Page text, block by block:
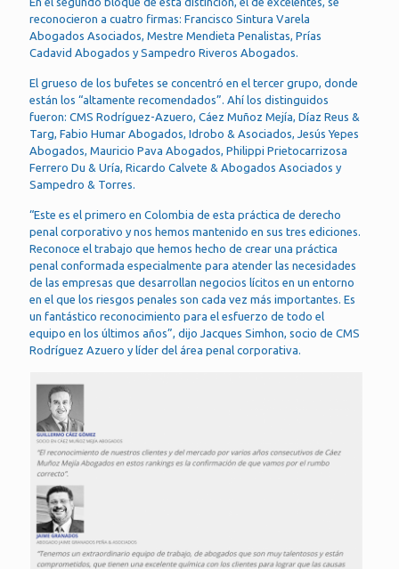
reconocieron a cuatro firmas: Francisco Sintura Varela
Abogados Asociados, Mestre Mendieta Penalistas, Prías
Cadavid Abogados y Sampedro Riveros Abogados.
El grueso de los bufetes se concentró en el tercer grupo, donde
están los “altamente recomendados”. Ahí los distinguidos
fueron: CMS Rodríguez-Azuero, Cáez Muñoz Mejía, Díaz Reus &
Targ, Fabio Humar Abogados, Idrobo & Asociados, Jesús Yepes
Abogados, Mauricio Pava Abogados, Philippi Prietocarrizosa
Ferrero Du & Uría, Ricardo Calvete & Abogados Asociados y
Sampedro & Torres.
“Este es el primero en Colombia de esta práctica de derecho
penal corporativo y nos hemos mantenido en sus tres ediciones.
Reconoce el trabajo que hemos hecho de crear una práctica
penal conformada especialmente para atender las necesidades
de las empresas que desarrollan negocios lícitos en un entorno
en el que los riesgos penales son cada vez más importantes. Es
un fantástico reconocimiento para el esfuerzo de todo el
equipo en los últimos años”, dijo Jacques Simhon, socio de CMS
Rodríguez Azuero y líder del área penal corporativa.